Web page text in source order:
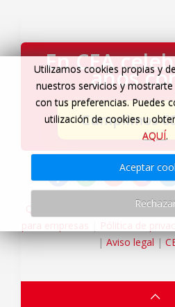
En CEA
años
Cumplimos
Quiénes somos Servicios Viajes
para empresas
Pólitica de
|Aviso legal|
Utilizamos cookies propias y
nuestros servicios y
con tus preferencias. Puedes
utilización de cookies u
AQUÍ.
Aceptar